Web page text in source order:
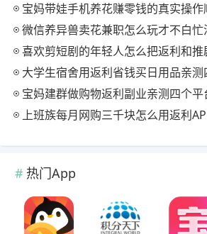
宝妈带娃手机养花赚零钱的真实操作
微信养异兽卖花兼职怎么玩才不白忙
喜欢剪短剧的年轻人怎么把返利和
大学生宿舍用返利省钱买日用品亲
宝妈建群做购物返利副业亲测四个
上班族每月网购三千块怎么用返利
热门App